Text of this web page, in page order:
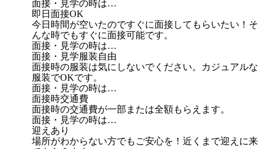
面接・見学の時は…
即日面接OK
今日時間が空いたのですぐに面接してもらいたい！そ
んな時でもすぐに面接可能です。
面接・見学の時は…
面接・見学服装自由
面接時の服装は気にしないでください。カジュアルな
服装でOKです。
面接・見学の時は…
面接時交通費
面接時の交通費が一部または全額もらえます。
面接・見学の時は…
迎えあり
場所がわからない方でもご安心を！近くまで迎えに来